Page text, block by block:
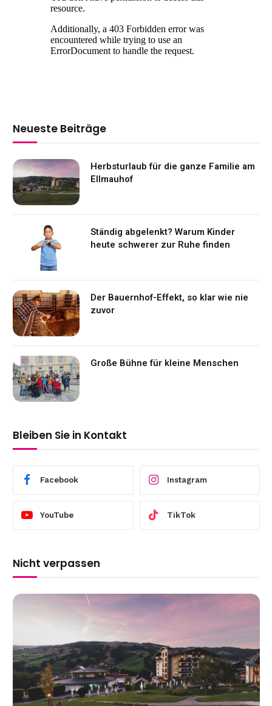
Neueste Beiträge
Herbsturlaub für die ganze Familie am
Ellmauhof
Ständig abgelenkt? Warum Kinder
heute schwerer zur Ruhe finden
Der Bauernhof-Effekt, so klar wie nie
zuvor
Große Bühne für kleine Menschen
Bleiben Sie in Kontakt
Facebook Instagram
YouTube TikTok
Nicht verpassen